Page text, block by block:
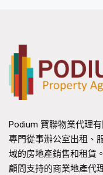
Podium 寶聯物業代理
專門從事辦公室出租、
域的房地產銷售和租賃
顧問支持的商業地產代